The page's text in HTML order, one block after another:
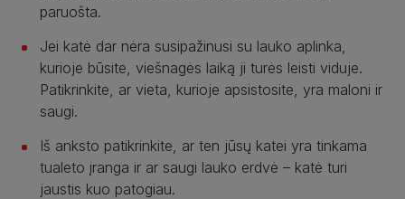
paruošta.
Jei katė dar nėra susipažinusi su lauko aplinka,
kurioje būsite, viešnagės laiką ji turės leisti viduje.
Patikrinkite, ar vieta, kurioje apsistosite, yra maloni ir
saugi.
Iš anksto patikrinkite, ar ten jūsų katei yra tinkama
tualeto įranga ir ar saugi lauko erdvė – katė turi
jaustis kuo patogiau.